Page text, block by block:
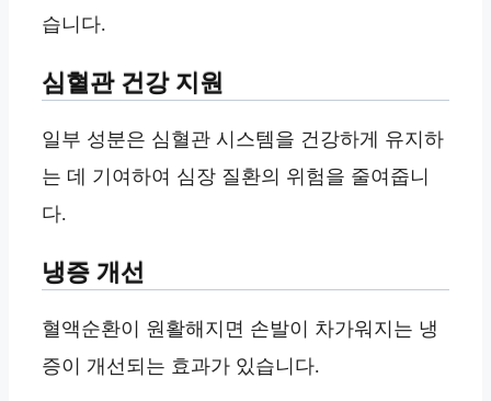
습니다.
심혈관 건강 지원
일부 성분은 심혈관 시스템을 건강하게 유지하
는 데 기여하여 심장 질환의 위험을 줄여줍니
다.
냉증 개선
혈액순환이 원활해지면 손발이 차가워지는 냉
증이 개선되는 효과가 있습니다.